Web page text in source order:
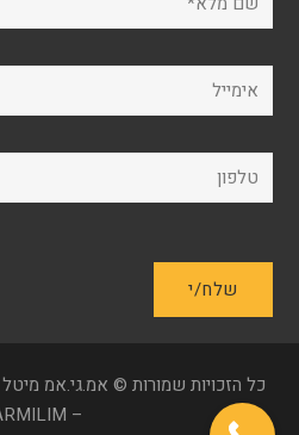
כל הזכויות שמורות © אמ.גי.אמ
– TARMILIM